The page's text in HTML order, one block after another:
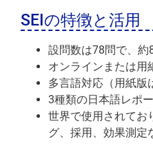
SEIの特徴と活用
設問数は78問で、約
オンラインまたは用
多言語対応（用紙版
3種類の日本語レポ
世界で使用されてお
グ、採用、効果測定